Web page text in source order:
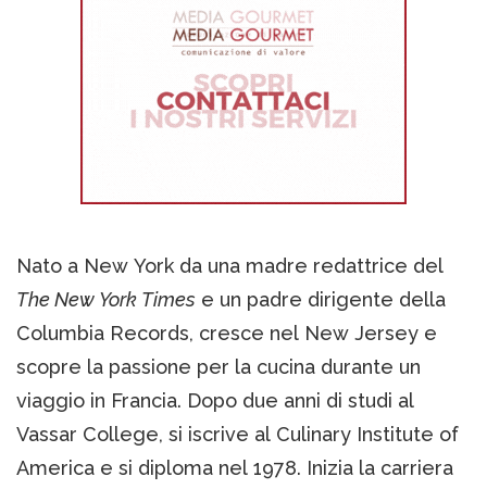
Nato a New York da una madre redattrice del
The New York Times e un padre dirigente della
Columbia Records, cresce nel New Jersey e
scopre la passione per la cucina durante un
viaggio in Francia. Dopo due anni di studi al
Vassar College, si iscrive al Culinary Institute of
America e si diploma nel 1978. Inizia la carriera